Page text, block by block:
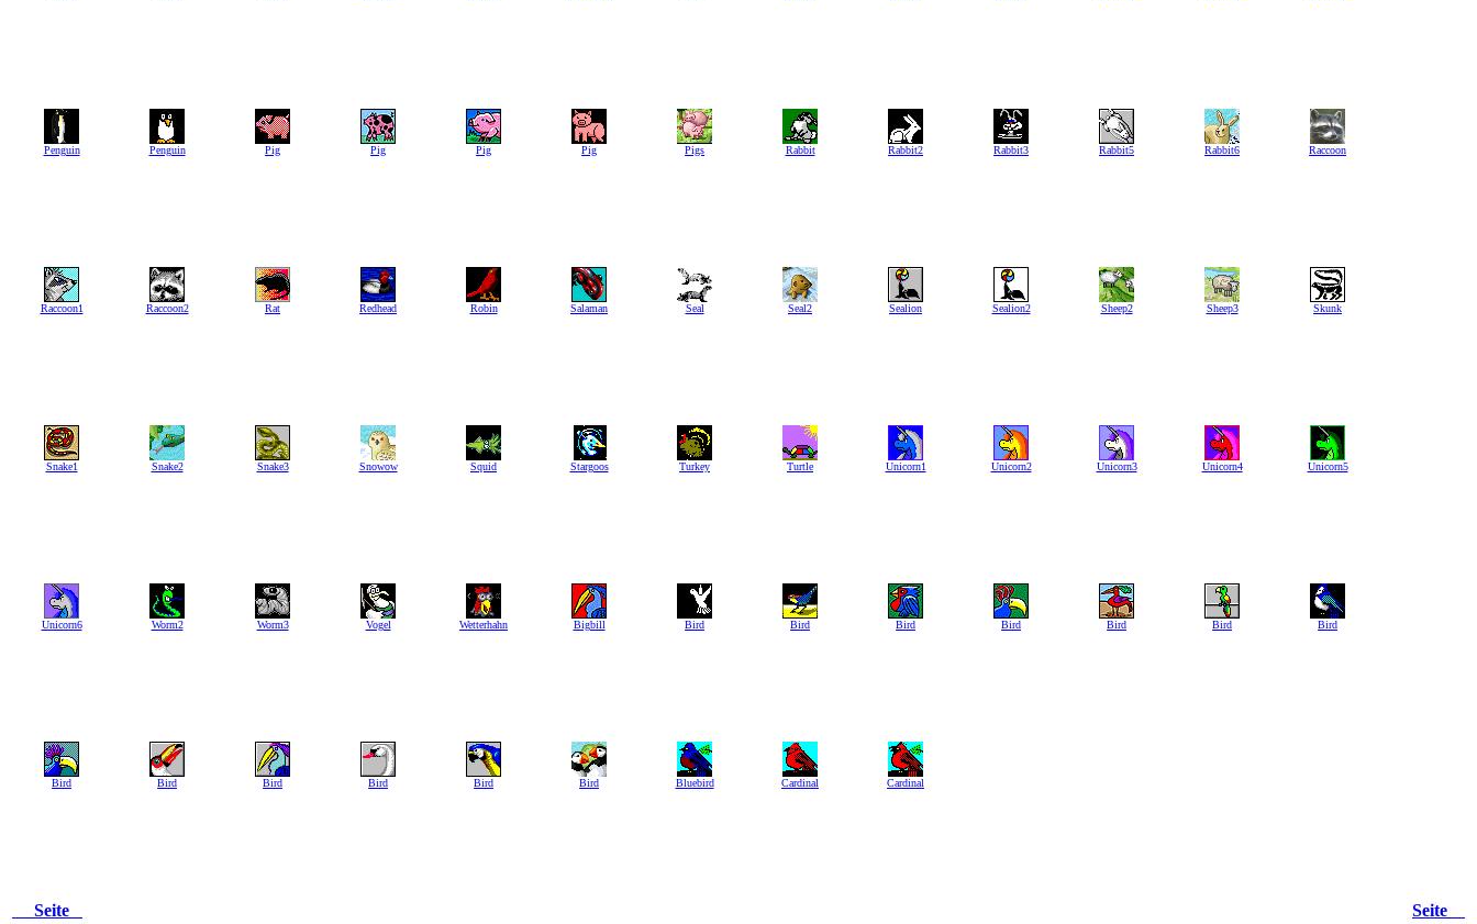
Penguin Penguin Pig Pig Pig Pig Pigs Rabbit Rabbit2 Rabbit3 Rabbit5 Rabbit6 Raccoon
Raccoon1 Raccoon2 Rat Redhead Robin Salaman Seal Seal2 Sealion Sealion2 Sheep2 Sheep3 Skunk
Snake1 Snake2 Snake3 Snowow Squid Stargoos Turkey Turtle Unicorn1 Unicorn2 Unicorn3 Unicorn4 Unicorn5
Unicorn6 Worm2 Worm3 Vogel Wetterhahn Bigbill Bird Bird Bird Bird Bird Bird Bird
Bird Bird Bird Bird Bird Bird Bluebird Cardinal Cardinal
Seite
Seite